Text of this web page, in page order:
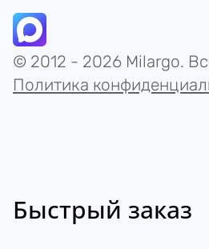
© 2012 - 2026 Milargo.
Политика
Быстрый заказ